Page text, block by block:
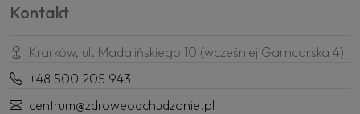
Kontakt
Krarków, ul. Madalińskiego 10 (wcześniej Garncarska 4)
+48 500 205 943
centrum@zdroweodchudzanie.pl